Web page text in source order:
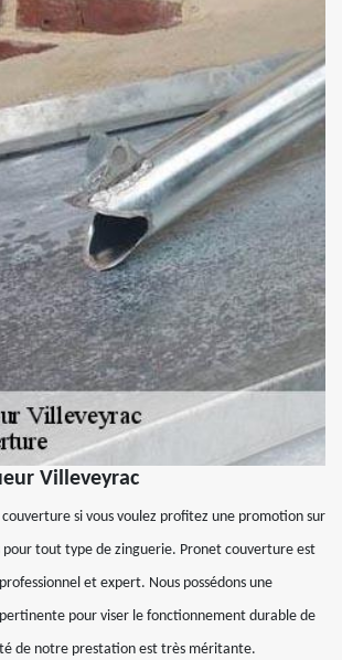
Villeveyrac
si vous voulez profitez une promotion sur
pour tout type de zinguerie. Pronet couverture est
et expert. Nous possédons une
pour viser le fonctionnement durable de
de notre prestation est très méritante.